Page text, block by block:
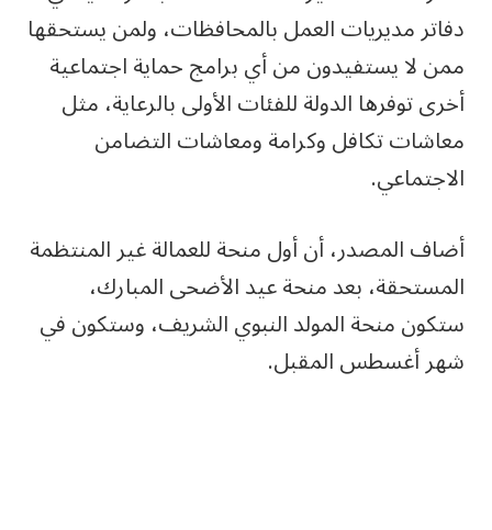
دفاتر مديريات العمل بالمحافظات، ولمن يستحقها
ممن لا يستفيدون من أي برامج حماية اجتماعية
أخرى توفرها الدولة للفئات الأولى بالرعاية، مثل
معاشات تكافل وكرامة ومعاشات التضامن
الاجتماعي.
أضاف المصدر، أن أول منحة للعمالة غير المنتظمة
المستحقة، بعد منحة عيد الأضحى المبارك،
ستكون منحة المولد النبوي الشريف، وستكون في
شهر أغسطس المقبل.